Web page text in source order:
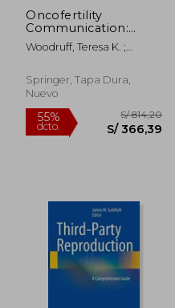
55% S/ 1.092,77
S/ 491,75
Oncofertility
Communication:
Sharing Information
and Building
Disciplines (en Inglés)
Woodruff, Teresa K. ;
Waimey, Kate E.
Springer, Tapa Dura,
Nuevo